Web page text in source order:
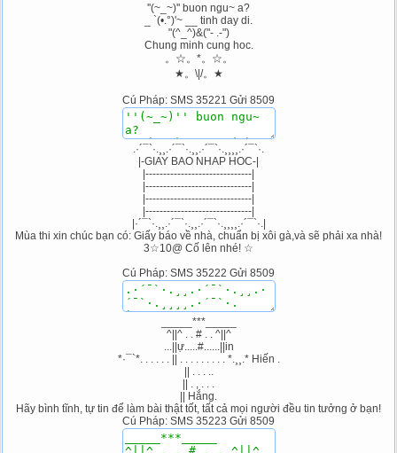
''(~_~)'' buon ngu~ a?
_ `(•.°)'~ __ tinh day di.
"(^_^)&("- .-")
Chung minh cung hoc.
。☆。*。☆。
★。\|/。★
Cú Pháp: SMS 35221 Gửi 8509
.·´¯`·.¸¸.·´¯`·.¸¸.·´¯`·.¸¸¸¸.·´¯`·.
|-GIAY BAO NHAP HOC-|
|------------------------------|
|------------------------------|
|------------------------------|
|------------------------------|
|·´¯`·.¸¸.·´¯`·.¸¸.·´¯`·.¸¸¸¸.·´¯`·.|
Mùa thi xin chúc bạn có: Giấy báo về nhà, chuẩn bị xôi gà,và sẽ phải xa nhà!
3☆10@ Cố lên nhé! ☆
Cú Pháp: SMS 35222 Gửi 8509
_____***_____
^||^ . . # . . ^||^
...||ự.....#......||in
*·¯`*. . . . . . || . . . . . . . . . *.¸¸.* Hiến .
|| . . . ..
|| . , . . .
|| Hắng.
Hãy bình tĩnh, tự tin để làm bài thật tốt, tất cả mọi người đều tin tưởng ở bạn!
Cú Pháp: SMS 35223 Gửi 8509